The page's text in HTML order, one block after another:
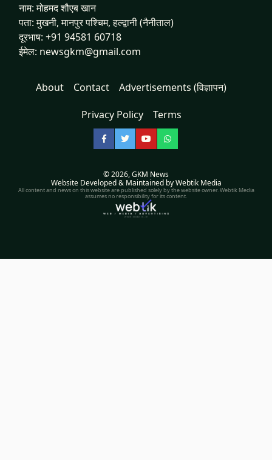
नाम: मोहमद शौएब खान
पता: मुखनी, मानपुर पश्चिम, हल्द्वानी (नैनीताल)
दूरभाष: +91 94581 60718
ईमेल: newsgkm@gmail.com
About Contact Advertisements (विज्ञापन)
Privacy Policy Terms
Facebook
TwitterYouTubeWhatsApp
© 2026,GKM News
Website Developed & Maintained by Webtik Media
All content and news on this website are published solely by the website owner. Webtik Media
assumes no responsibility for its content.